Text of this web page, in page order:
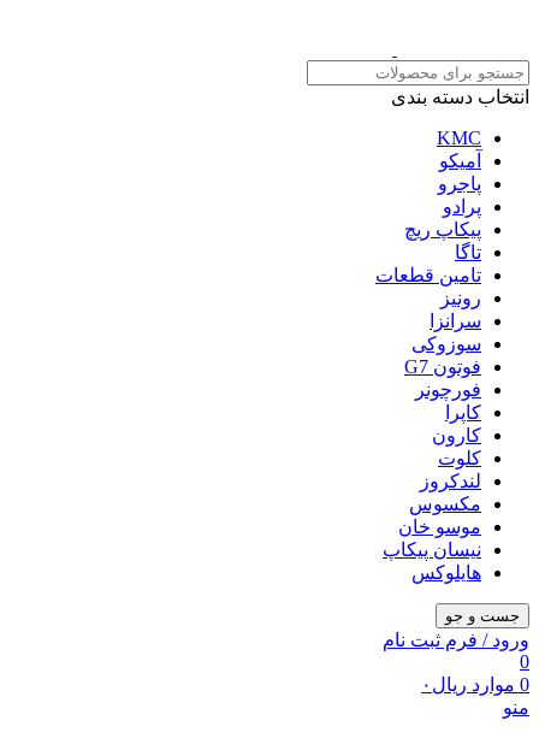
انتخاب دسته بندی
KMC
آمیکو
پاجرو
پرادو
پیکاپ ریچ
تاگا
تامین قطعات
رونیز
سرانزا
سوزوکی
فوتون G7
فورچونر
کاپرا
کارون
کلوت
لندکروز
مکسوس
موسو خان
نیسان پیکاپ
هایلوکس
جست و جو
ورود / فرم ثبت نام
0
0 موارد ریال ۰
منو